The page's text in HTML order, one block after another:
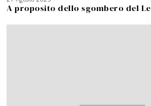
g
o
o
A proposito dello sgombero del